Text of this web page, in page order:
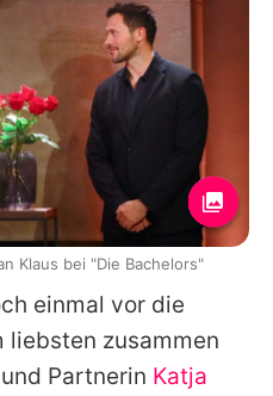
einmal vor die
liebsten zusammen
Partnerin Katja
Klaus bei "Die Bachelors"